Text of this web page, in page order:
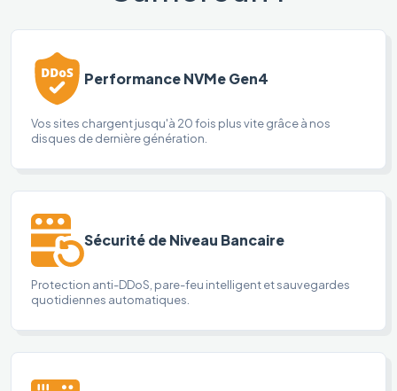
Performance NVMe Gen4
Vos sites chargent jusqu'à 20 fois plus vite grâce à nos
disques de dernière génération.
Sécurité de Niveau Bancaire
Protection anti-DDoS, pare-feu intelligent et sauvegardes
quotidiennes automatiques.